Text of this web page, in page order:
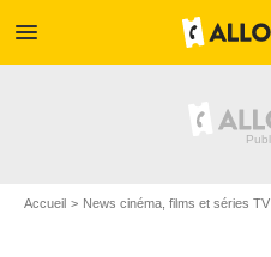
menu
Accueil News cinéma, films et séries TV